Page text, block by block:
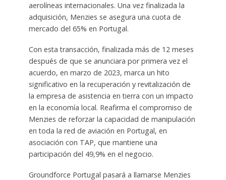
aerolíneas internacionales. Una vez finalizada la
adquisición, Menzies se asegura una cuota de
mercado del 65% en Portugal.
Con esta transacción, finalizada más de 12 meses
después de que se anunciara por primera vez el
acuerdo, en marzo de 2023, marca un hito
significativo en la recuperación y revitalización de
la empresa de asistencia en tierra con un impacto
en la economía local. Reafirma el compromiso de
Menzies de reforzar la capacidad de manipulación
en toda la red de aviación en Portugal, en
asociación con TAP, que mantiene una
participación del 49,9% en el negocio.
Groundforce Portugal pasará a llamarse Menzies